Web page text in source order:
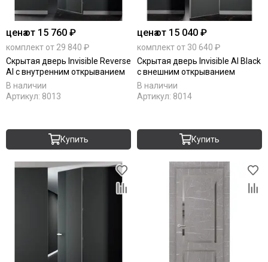
ценаот 15 760 ₽
комплект от 29 840 ₽
Скрытая дверь Invisible Reverse
Al с внутренним открыванием
В наличии
Артикул: 8013
Купить
ценаот 15 040 ₽
комплект от 30 640 ₽
Скрытая дверь Invisible Al Black
с внешним открыванием
В наличии
Артикул: 8014
Купить